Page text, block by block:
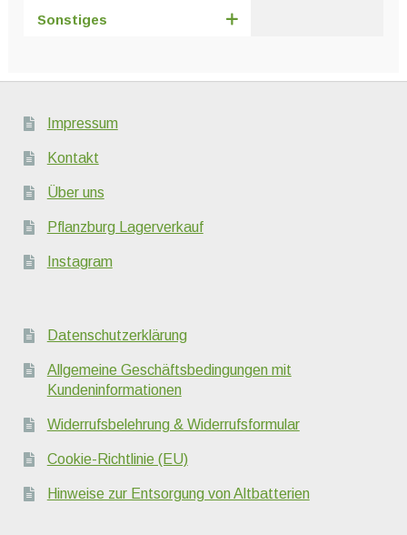
Sonstiges
Impressum
Kontakt
Über uns
Pflanzburg Lagerverkauf
Instagram
Datenschutzerklärung
Allgemeine Geschäftsbedingungen mit
Kundeninformationen
Widerrufsbelehrung & Widerrufsformular
Cookie-Richtlinie (EU)
Hinweise zur Entsorgung von Altbatterien